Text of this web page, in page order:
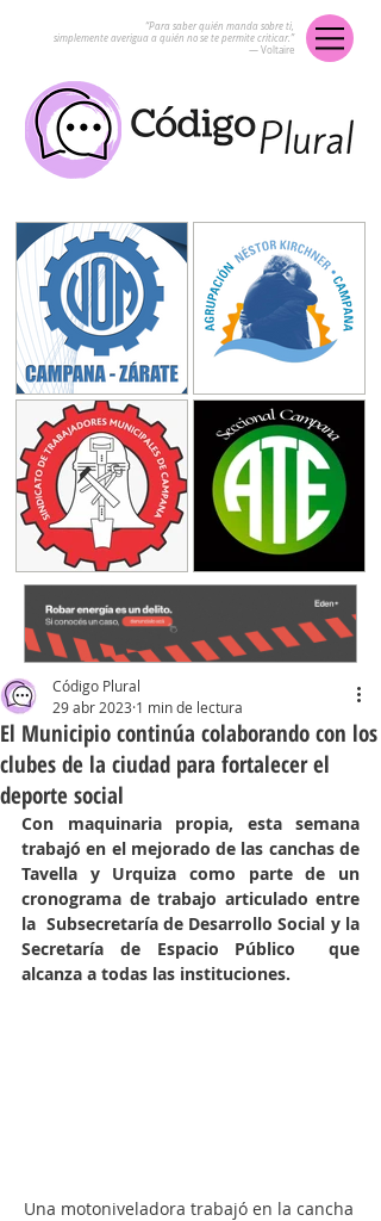
“Para saber quién manda sobre ti,
simplemente averigua a quién no se te permite criticar.”
― Voltaire
El Municipio continúa colaborando con los
clubes de la ciudad para fortalecer el
deporte social
Código Plural
29 abr 2023 1 min de lectura
Con maquinaria propia, esta semana
trabajó en el mejorado de las canchas de
Tavella y Urquiza como parte de un
cronograma de trabajo articulado entre
la  Subsecretaría de Desarrollo Social y la
Secretaría de Espacio Público  que
alcanza a todas las instituciones.
Una motoniveladora trabajó en la cancha